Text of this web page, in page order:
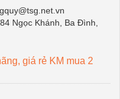
Ngọc Khánh, Ba Đình,
giá rẻ KM mua 2